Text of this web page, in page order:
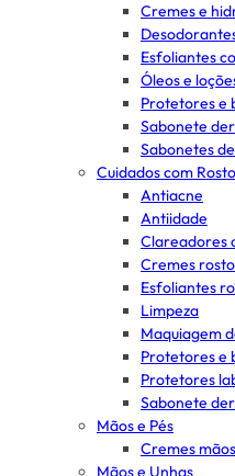
Cremes e
Esfoliantes
Óleos e
Protetores e
Sabonete
Sabonetes
Cuidados com Rosto
Antiacne
Antiidade
Clareadores
Cremes rosto
Esfoliantes
Limpeza
Maquiagem
Protetores e
Protetores
Sabonete
Mãos e Pés
Cremes
Mãos e Unhas